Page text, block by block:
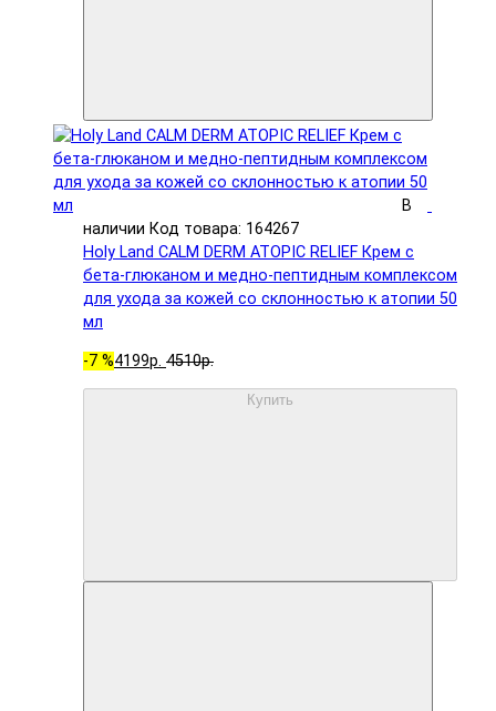
В
наличии Код товара: 164267
Holy Land CALM DERM ATOPIC RELIEF Крем с
бета-глюканом и медно-пептидным комплексом
для ухода за кожей со склонностью к атопии 50
мл
-7 %4199р. 4510р.
Купить